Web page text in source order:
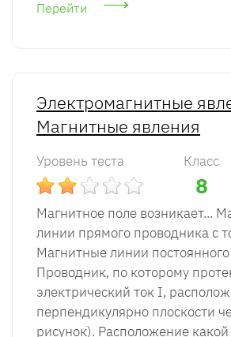
Перейти
Электромагнитные
Магнитные явления
Уровень теста Класс
8
Магнитное поле возникает...
линии прямого проводника с
Магнитные линии
Проводник, по которому
электрический ток I,
перпендикулярно плоскости
рисунок). Расположение